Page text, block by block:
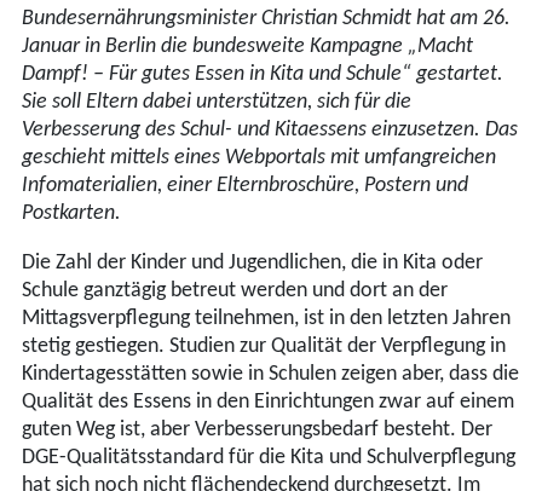
Bundesernährungsminister Christian Schmidt hat am 26.
Januar in Berlin die bundesweite Kampagne „Macht
Dampf! – Für gutes Essen in Kita und Schule“ gestartet.
Sie soll Eltern dabei unterstützen, sich für die
Verbesserung des Schul- und Kitaessens einzusetzen. Das
geschieht mittels eines Webportals mit umfangreichen
Infomaterialien, einer Elternbroschüre, Postern und
Postkarten.
Die Zahl der Kinder und Jugendlichen, die in Kita oder
Schule ganztägig betreut werden und dort an der
Mittagsverpflegung teilnehmen, ist in den letzten Jahren
stetig gestiegen. Studien zur Qualität der Verpflegung in
Kindertagesstätten sowie in Schulen zeigen aber, dass die
Qualität des Essens in den Einrichtungen zwar auf einem
guten Weg ist, aber Verbesserungsbedarf besteht. Der
DGE-Qualitätsstandard für die Kita und Schulverpflegung
hat sich noch nicht flächendeckend durchgesetzt. Im